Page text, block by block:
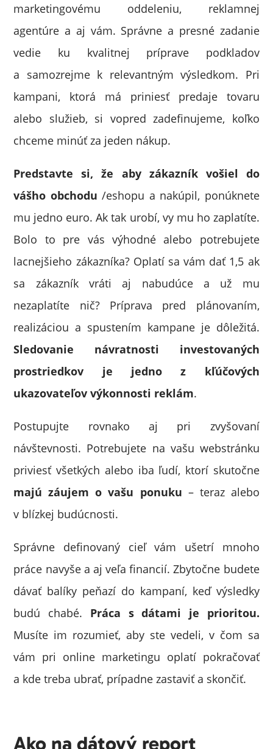
marketingovému oddeleniu, reklamnej
agentúre a aj vám. Správne a presné zadanie
vedie ku kvalitnej príprave podkladov
a samozrejme k relevantným výsledkom. Pri
kampani, ktorá má priniesť predaje tovaru
alebo služieb, si vopred zadefinujeme, koľko
chceme minúť za jeden nákup.
Predstavte si, že aby zákazník vošiel do
vášho obchodu /eshopu a nakúpil, ponúknete
mu jedno euro. Ak tak urobí, vy mu ho zaplatíte.
Bolo to pre vás výhodné alebo potrebujete
lacnejšieho zákazníka? Oplatí sa vám dať 1,5 ak
sa zákazník vráti aj nabudúce a už mu
nezaplatíte nič? Príprava pred plánovaním,
realizáciou a spustením kampane je dôležitá.
Sledovanie návratnosti investovaných
prostriedkov je jedno z kľúčových
ukazovateľov výkonnosti reklám.
Postupujte rovnako aj pri zvyšovaní
návštevnosti. Potrebujete na vašu webstránku
priviesť všetkých alebo iba ľudí, ktorí skutočne
majú záujem o vašu ponuku – teraz alebo
v blízkej budúcnosti.
Správne definovaný cieľ vám ušetrí mnoho
práce navyše a aj veľa financií. Zbytočne budete
dávať balíky peňazí do kampaní, keď výsledky
budú chabé. Práca s dátami je prioritou.
Musíte im rozumieť, aby ste vedeli, v čom sa
vám pri online marketingu oplatí pokračovať
a kde treba ubrať, prípadne zastaviť a skončiť.
Ako na dátový report